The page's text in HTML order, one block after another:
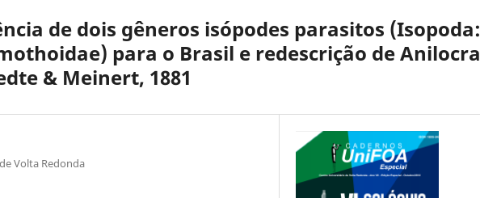
de dois gêneros isópodes parasitos (Isopoda:
para o Brasil e redescrição de Anilocra
& Meinert, 1881
Volta Redonda